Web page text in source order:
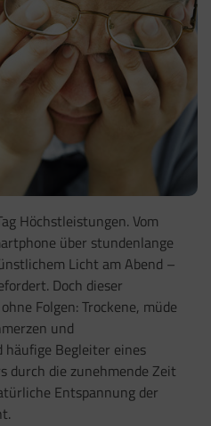
Höchstleistungen. Vom
über stundenlange
Licht am Abend –
Doch dieser
Folgen: Trockene, müde
und
häufige Begleiter eines
durch die zunehmende Zeit
Entspannung der